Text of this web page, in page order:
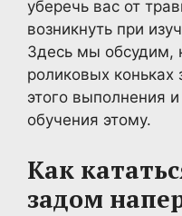
уберечь вас от
возникнуть при
Здесь мы обсудим,
роликовых
этого выполнения
обучения этому.
Как
задом